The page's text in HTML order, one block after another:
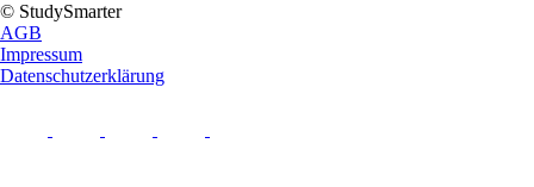
© StudySmarter
AGB
Impressum
Datenschutzerklärung